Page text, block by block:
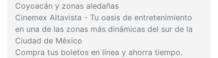
Coyoacán y zonas aledañas
Cinemex Altavista - Tu oasis de entretenimiento
en una de las zonas más dinámicas del sur de la
Ciudad de México
Compra tus boletos en línea y ahorra tiempo.